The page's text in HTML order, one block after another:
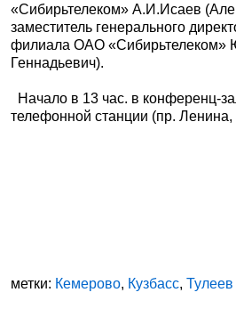
«Сибирьтелеком» А.И.Исаев
заместитель генерального
филиала ОАО «Сибирьтелеком»
Геннадьевич).
Начало в 13 час. в конференц-
телефонной станции (пр. Ленина,
метки: Кемерово, Кузбасс,Тулеев